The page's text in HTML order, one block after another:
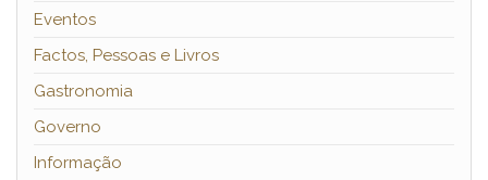
Eventos
Factos, Pessoas e Livros
Gastronomia
Governo
Informação